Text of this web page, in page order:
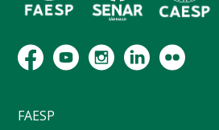
FAESP